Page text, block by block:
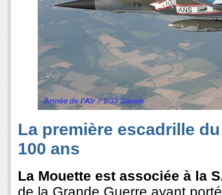
La première escadrille
100 ans
La Mouette est associée à la
de la Grande Guerre ayant